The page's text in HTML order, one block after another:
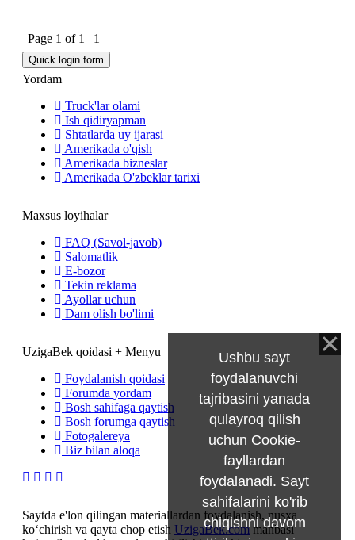
Page 1 of 1 1
Yordam
Truck'lar olami
Ish qidiryapman
Shtatlarda uy ijarasi
Amerikada o'qish
Amerikada bizneslar
Amerikada O'zbeklar tarixi
Maxsus loyihalar
FAQ (Savol-javob)
Salomatlik
E-bozor
Tekin reklama
Ayollar uchun
Dam olish bo'limi
UzigaBek qoidasi + Menyu
Foydalanish qoidasi
Forumda yordam
Bosh sahifaga qaytish
Bosh forumga qaytish
Fotogalereya
Biz bilan aloqa
Saytda e'lon qilingan materiallardan foydalanish, nusxa
ko‘chirish va qayta chop etish UzigaBek.commanbasi
Ushbu sayt
foydalanuvchi
tajribasini yanada
qulayroq qilish
uchun Cookie-
fayllardan
foydalanadi. Sayt
sahifalarini ko'rib
chiqishni davom